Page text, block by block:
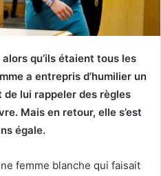
qu’ils étaient tous les
a entrepris d’humilier un
lui rappeler des règles
Mais en retour, elle s’est
égale.
femme blanche qui faisait